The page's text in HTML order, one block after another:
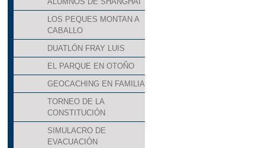
LOS PEQUES MONTAN A
CABALLO
DUATLÓN FRAY LUIS
EL PARQUE EN OTOÑO
GEOCACHING EN FAMILIA
TORNEO DE LA
CONSTITUCIÓN
SIMULACRO DE
EVACUACIÓN